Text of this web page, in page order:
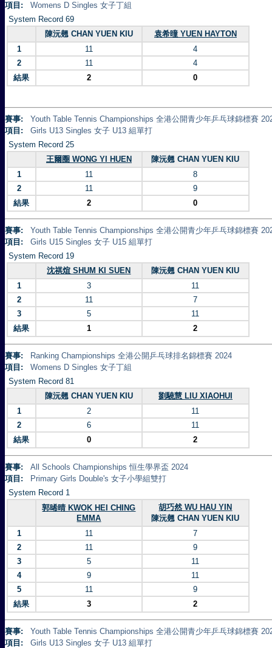
項目:
Womens D Singles 女子丁組
System Record 69
陳沅翹 CHAN YUEN KIU
袁希曈 YUEN HAYTON
1
11
4
2
11
4
結果
2 0
賽事:
Youth Table Tennis Championships 全港公開青少年乒乓球錦標賽
項目:
Girls U13 Singles 女子 U13 組單打
System Record 25
王爾圈 WONG YI HUEN
陳沅翹 CHAN YUEN KIU
1
11
8
2
11
9
結果
2 0
賽事:
Youth Table Tennis Championships 全港公開青少年乒乓球錦標賽
項目:
Girls U15 Singles 女子 U15 組單打
System Record 19
沈祺煊 SHUM KI SUEN
陳沅翹 CHAN YUEN KIU
1
3
11
2
11
7
3
5
11
結果
1 2
賽事:
Ranking Championships 全港公開乒乓球排名錦標賽 2024
項目:
Womens D Singles 女子丁組
System Record 81
陳沅翹 CHAN YUEN KIU
劉驍慧 LIU XIAOHUI
1
2
11
2
6
11
結果
0 2
賽事:
All Schools Championships 恒生學界盃 2024
項目:
Primary Girls Double's 女子小學組雙打
System Record 1
郭晞晴 KWOK HEI CHING
EMMA
胡巧然 WU HAU YIN
陳沅翹 CHAN YUEN KIU
1
11
7
2
11
9
3
5
11
4
9
11
5
11
9
結果
3 2
賽事:
Youth Table Tennis Championships 全港公開青少年乒乓球錦標賽
項目:
Girls U13 Singles 女子 U13 組單打